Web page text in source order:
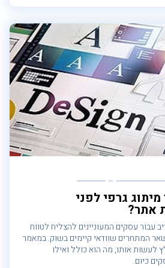
גרפי לפני
אתר?
עבור עסקים המעוניינים להצליח לטווח
המתחרים שוודאי קיימים בשוק. במאמר
לעשות אותו, מה הוא כולל ואילו
כיום.